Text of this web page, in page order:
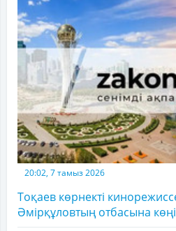
20:02, 7 тамыз 2026
Тоқаев көрнекті
Әмірқұловтың отбасына